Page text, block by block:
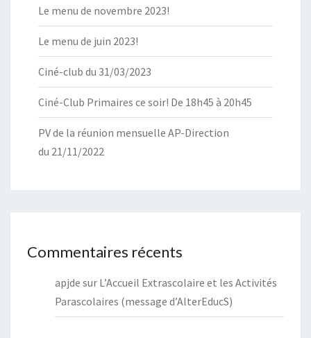
Le menu de novembre 2023!
Le menu de juin 2023!
Ciné-club du 31/03/2023
Ciné-Club Primaires ce soir! De 18h45 à 20h45
PV de la réunion mensuelle AP-Direction
du 21/11/2022
Commentaires récents
apjde sur L’Accueil Extrascolaire et les Activités
Parascolaires (message d’AlterEducS)